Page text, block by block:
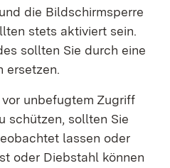
die Bildschirmsperre
stets aktiviert sein.
sollten Sie durch eine
ersetzen.
unbefugtem Zugriff
schützen, sollten Sie
lassen oder
oder Diebstahl können